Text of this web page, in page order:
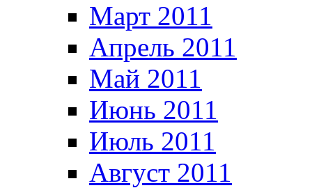
Март 2011
Апрель 2011
Май 2011
Июнь 2011
Июль 2011
Август 2011